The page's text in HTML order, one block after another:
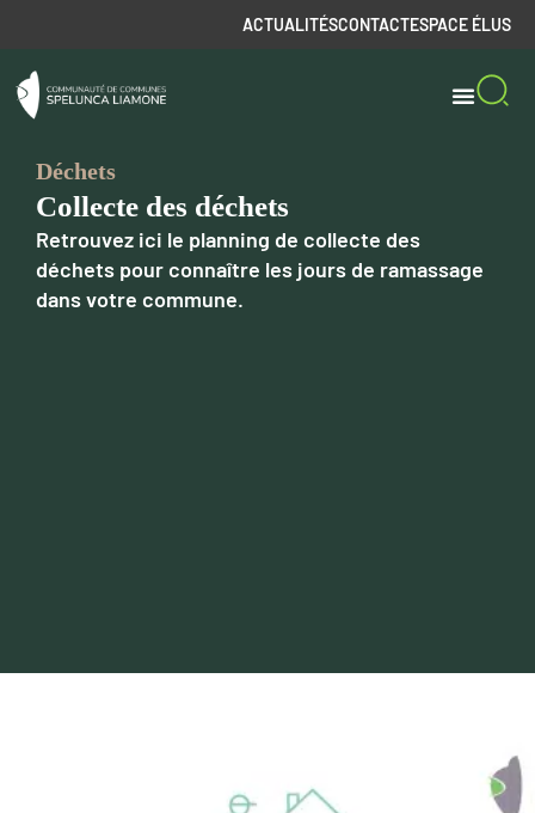
ACTUALITÉSCONTACTESPACE ÉLUS
Déchets
Collecte des déchets
Retrouvez ici le planning de collecte des
déchets pour connaître les jours de ramassage
dans votre commune.